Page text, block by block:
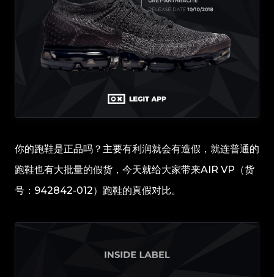
你的跑鞋是正品吗？主要有利润就会有造假，就连普通的
跑鞋也有大批量的假货，今天就给大家带来AIR VP（货
号：942842-012）跑鞋的真假对比。